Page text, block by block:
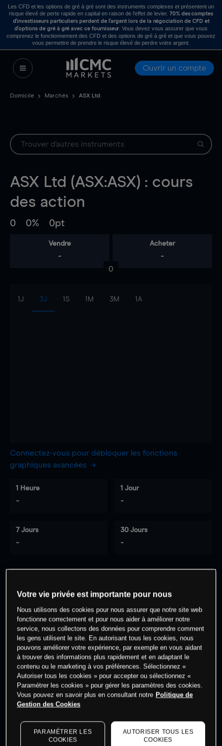
Les CFD et les options de gré à gré sont des instruments complexes et présentent un
risque élevé de perte rapide en capital en raison de l’effet de levier. 70% des comptes
d’investisseurs particuliers perdent de l’argent lors de la négociation de CFD et
d’options de gré à gré avec ce fournisseur . Vous devez vous assurer que vous
comprenez le fonctionnement des CFD et des options de gré à gré et que vous pouvez
vous permettre de prendre le risque élevé de perdre votre argent.
Ouvrir un compte
Domicile Marchés ASX Ltd
ASX Ltd (ASX:ASX) : cours
des action
0 0% 0pt
Vendre
-
Acheter
-
0
1J 3J 1S 1M 3M 1A
Connectez-vous pour débloquer les fonctions
graphiques avancées
1 Heure
-
1 Jour
-
7 Jours
-
30 Jours
-
cet actif
Commencez à trader
Les prix sont indicatifs.Connectez-vous pour voir les
dernières données du marché.
Votre vie privée est importante pour nous
Nous utilisons des cookies pour nous assurer que notre site web
fonctionne correctement et pour nous aider à améliorer notre
service, nous collectons des données pour comprendre comment
les gens utilisent le site. En autorisant tous les cookies, nous
pouvons améliorer votre expérience, par exemple en vous aidant
à trouver des informations plus rapidement et en adaptant le
contenu ou le marketing à vos préférences. Sélectionnez «
Autoriser tous les cookies » pour accepter ou sélectionnez «
Paramétrer les cookies » pour gérer les paramètres des cookies.
Vous pouvez en savoir plus en consultant notre Politique de
Gestion des Cookies
PARAMÉTRER LES
COOKIES
AUTORISER TOUS LES
COOKIES